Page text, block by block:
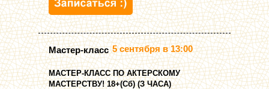
Мастер-класс 5 сентября в 13:00
МАСТЕР-КЛАСС ПО АКТЕРСКОМУ
МАСТЕРСТВУ! 18+(Сб) (З ЧАСА)